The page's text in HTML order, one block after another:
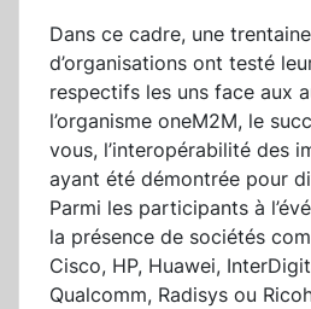
Dans ce cadre, une
d’organisations ont testé
respectifs les uns face aux
l’organisme oneM2M, le
vous, l’interopérabilité des
ayant été démontrée pour
Parmi les participants à
la présence de sociétés
Cisco, HP, Huawei,
Qualcomm, Radisys ou